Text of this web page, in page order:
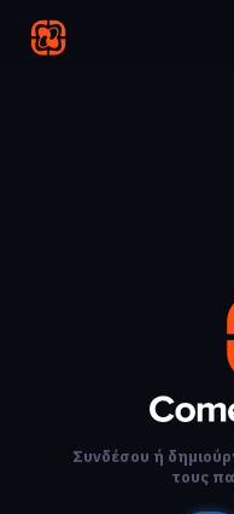
Συνδέσου ή
τους